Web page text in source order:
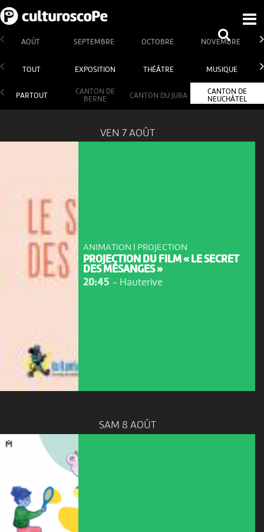
AOÛT SEPTEMBRE OCTOBRE NOVEMBRE
TOUT EXPOSITION THÉÂTRE MUSIQUE
PARTOUT
CANTON DE
BERNE
CANTON DU JURA
CANTON DE
NEUCHÂTEL
VEN 7 AOÛT
ANIMATION | PROJECTION
PROJECTION DU FILM « LE SECRET
DES MÉSANGES »
20:45 - Hauterive
SAM 8 AOÛT